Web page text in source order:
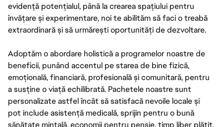
evidență potențialul, până la crearea spațiului pentru
învățare și experimentare, noi te abilităm să faci o treabă
extraordinară și să urmărești oportunități de dezvoltare.
Adoptăm o abordare holistică a programelor noastre de
beneficii, punând accentul pe starea de bine fizică,
emoțională, financiară, profesională și comunitară, pentru
a susține o viață echilibrată. Pachetele noastre sunt
personalizate astfel încât să satisfacă nevoile locale și
pot include asistență medicală, sprijin pentru o bună
sănătate mintală, economii pentru pensie, timp liber plătit,